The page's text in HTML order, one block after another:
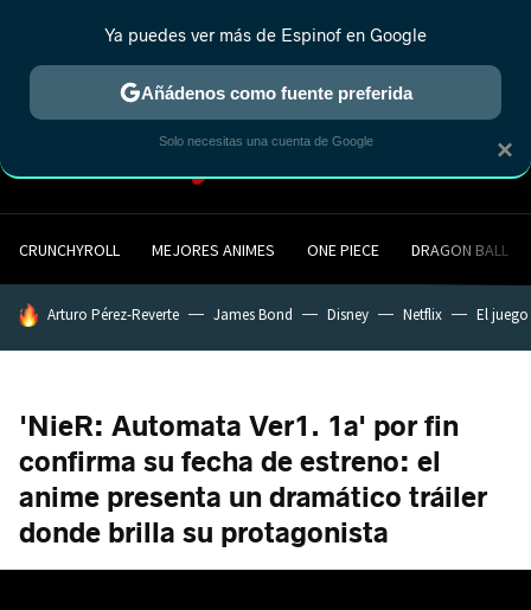
CRUNCHYROLL MEJORES ANIMES ONE PIECE DRAGON BALL
HOY SE HABLA DE
Arturo Pérez-Reverte James Bond Disney Netflix El
'NieR: Automata Ver1. 1a' por fin
confirma su fecha de estreno: el
anime presenta un dramático tráiler
donde brilla su protagonista
×
Ya puedes ver más de Espinof en Google
Añádenos como fuente preferida
Solo necesitas una cuenta de Google